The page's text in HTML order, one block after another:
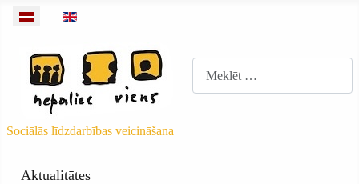
Izvēlieties valodu
Sociālās līdzdarbības veicināšana
Aktualitātes